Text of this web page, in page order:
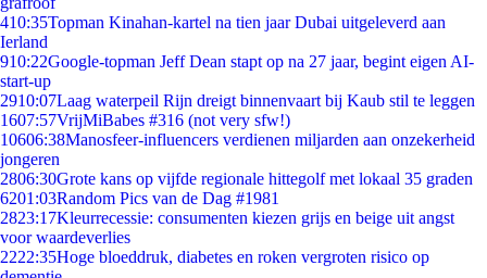
410:35Topman Kinahan-kartel na tien jaar Dubai uitgeleverd aan
Ierland
910:22Google-topman Jeff Dean stapt op na 27 jaar, begint eigen AI-
start-up
2910:07Laag waterpeil Rijn dreigt binnenvaart bij Kaub stil te leggen
1607:57VrijMiBabes #316 (not very sfw!)
10606:38Manosfeer-influencers verdienen miljarden aan onzekerheid
jongeren
2806:30Grote kans op vijfde regionale hittegolf met lokaal 35 graden
6201:03Random Pics van de Dag #1981
2823:17Kleurrecessie: consumenten kiezen grijs en beige uit angst
voor waardeverlies
2222:35Hoge bloeddruk, diabetes en roken vergroten risico op